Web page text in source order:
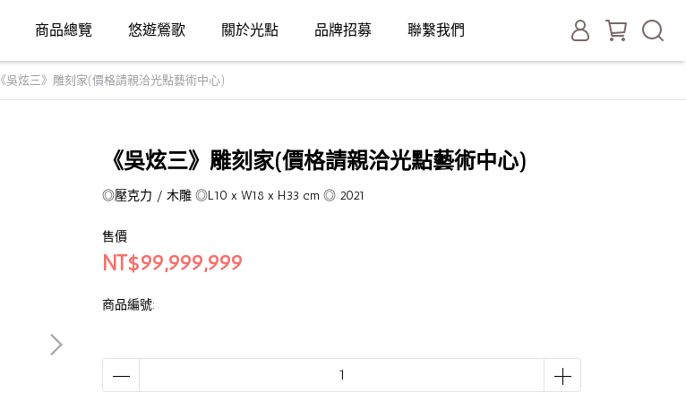
商品總覽 悠遊鶯歌 關於光點 品牌招募 聯繫我們
《吳炫三》雕刻家(價格請親洽光點藝術中心)
《吳炫三》雕刻家(價格請親洽光點藝術中心)
◎壓克力 / 木雕 ◎L10 x W18 x H33 cm ◎ 2021
售價
NT$99,999,999
商品編號: